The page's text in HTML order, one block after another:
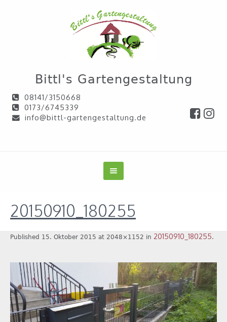
Bittl's Gartengestaltung
08141/3150668
0173/6745339
info@bittl-gartengestaltung.de
20150910_180255
Published 15. Oktober 2015 at 2048×1152 in 20150910_180255.